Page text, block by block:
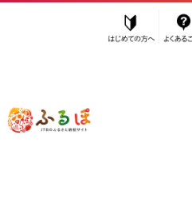
ふるぽ JTBのふるさ